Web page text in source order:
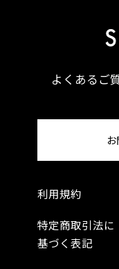
よくあるご
利用規約
特定商取引法に
基づく表記